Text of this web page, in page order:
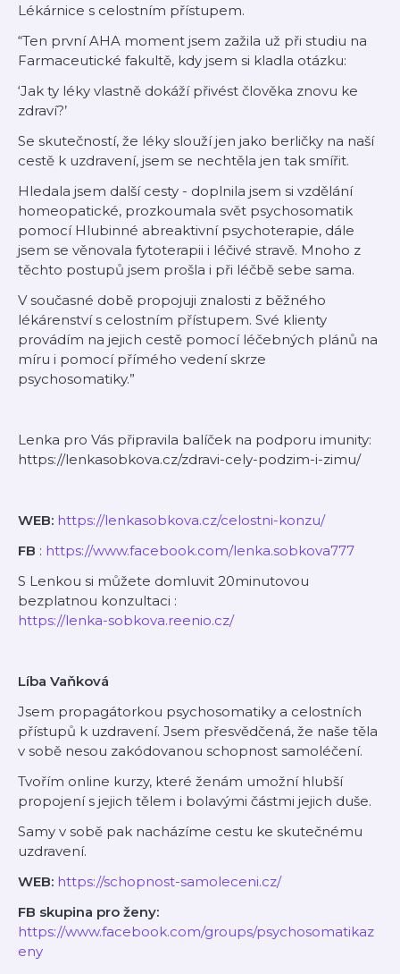
Lékárnice s celostním přístupem.
“Ten první AHA moment jsem zažila už při studiu na
Farmaceutické fakultě, kdy jsem si kladla otázku:
‘Jak ty léky vlastně dokáží přivést člověka znovu ke
zdraví?’
Se skutečností, že léky slouží jen jako berličky na naší
cestě k uzdravení, jsem se nechtěla jen tak smířit.
Hledala jsem další cesty - doplnila jsem si vzdělání
homeopatické, prozkoumala svět psychosomatik
pomocí Hlubinné abreaktivní psychoterapie, dále
jsem se věnovala fytoterapii i léčivé stravě. Mnoho z
těchto postupů jsem prošla i při léčbě sebe sama.
V současné době propojuji znalosti z běžného
lékárenství s celostním přístupem. Své klienty
provádím na jejich cestě pomocí léčebných plánů na
míru i pomocí přímého vedení skrze
psychosomatiky.”
Lenka pro Vás připravila balíček na podporu imunity:
https://lenkasobkova.cz/zdravi-cely-podzim-i-zimu/
WEB: ⁠⁠https://lenkasobkova.cz/celostni-konzu/⁠⁠
FB : ⁠⁠https://www.facebook.com/lenka.sobkova777⁠⁠
S Lenkou si můžete domluvit 20minutovou
bezplatnou konzultaci :
⁠⁠https://lenka-sobkova.reenio.cz/⁠⁠
Líba Vaňková
Jsem propagátorkou psychosomatiky a celostních
přístupů k uzdravení. Jsem přesvědčená, že naše těla
v sobě nesou zakódovanou schopnost samoléčení.
Tvořím online kurzy, které ženám umožní hlubší
propojení s jejich tělem i bolavými částmi jejich duše.
Samy v sobě pak nacházíme cestu ke skutečnému
uzdravení.
WEB: ⁠⁠https://schopnost-samoleceni.cz/⁠⁠
FB skupina pro ženy:
⁠⁠https://www.facebook.com/groups/psychosomatikaz
eny